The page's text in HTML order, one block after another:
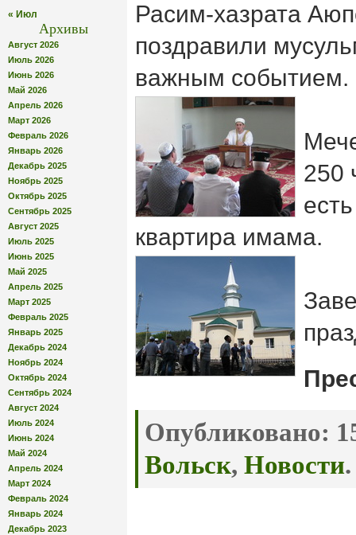
« Июл
Архивы
Август 2026
Июль 2026
Июнь 2026
Май 2026
Апрель 2026
Март 2026
Февраль 2026
Январь 2026
Декабрь 2025
Ноябрь 2025
Октябрь 2025
Сентябрь 2025
Август 2025
Июль 2025
Июнь 2025
Май 2025
Апрель 2025
Март 2025
Февраль 2025
Январь 2025
Декабрь 2024
Ноябрь 2024
Октябрь 2024
Сентябрь 2024
Август 2024
Июль 2024
Июнь 2024
Май 2024
Апрель 2024
Март 2024
Февраль 2024
Январь 2024
Декабрь 2023
Расим-хазрата
поздравили
важным событием.
250
квартира имама.
Опубликовано:
Вольск, Новости.